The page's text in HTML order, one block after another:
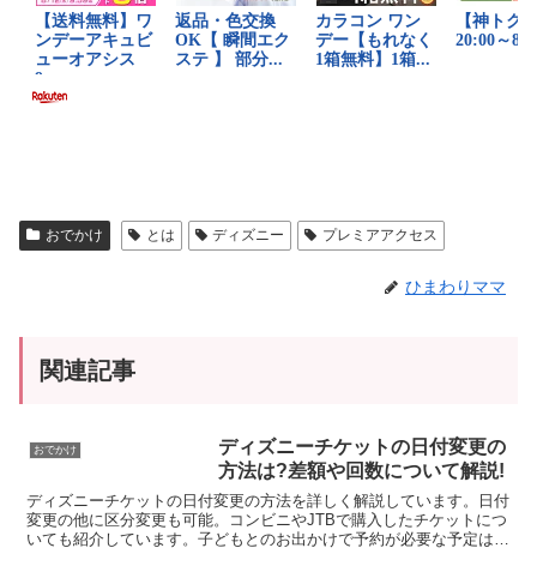
おでかけ とは ディズニー プレミアアクセス
ひまわりママ
関連記事
おでかけ
ディズニーチケットの日付変更の
方法は?差額や回数について解説!
ディズニーチケットの日付変更の方法を詳しく解説しています。日付
変更の他に区分変更も可能。コンビニやJTBで購入したチケットにつ
いても紹介しています。子どもとのお出かけで予約が必要な予定は億